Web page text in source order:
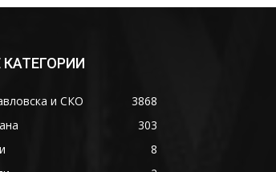
и СКО
3868
303
8